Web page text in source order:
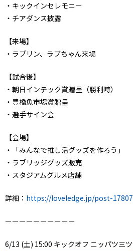
・キックインセレモニー
・チアダンス披露
【来場】
・ラブリン、ラブちゃん来場
【試合後】
・朝日インテック賞贈呈（勝利時）
・豊橋魚市場賞贈呈
・選手サイン会
【会場】
・「みんなで推し活グッズを作ろう」
・ラブリッジグッズ販売
・スタジアムグルメ店舗
詳細： https://loveledge.jp/post-
ーーーーーーーーーー
6/13 (土) 15:00 キックオフ ニッパツ三ツ